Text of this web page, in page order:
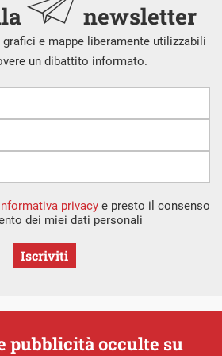
newsletter
e mappe liberamente utilizzabili
un dibattito informato.
privacy e presto il consenso
dei miei dati personali
Iscriviti
pubblicità occulte su